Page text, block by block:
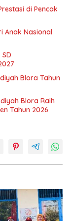
di Pencak
Anak Nasional
Blora Tahun
Blora Raih
Tahun 2026